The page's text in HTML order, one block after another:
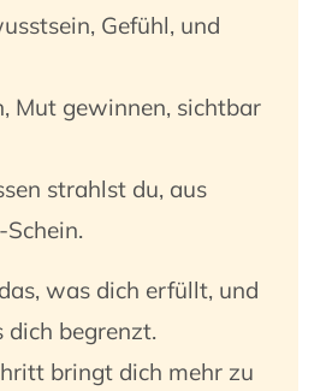
Gefühl, und
Mut gewinnen, sichtbar
strahlst du, aus
was dich erfüllt, und
dich begrenzt.
bringt dich mehr zu